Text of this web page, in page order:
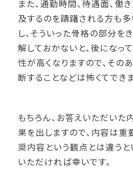
また、通勤時間、待遇面、働
及するのを躊躇される方も多
し、そういった骨格の部分を
解しておかないと、後になっ
性が高くなりますので、その
断することなどは怖くてでき
もちろん、お答えいただいた
果を出しますので、内容は重
奨内容という観点とは違うと
いただければ幸いです。